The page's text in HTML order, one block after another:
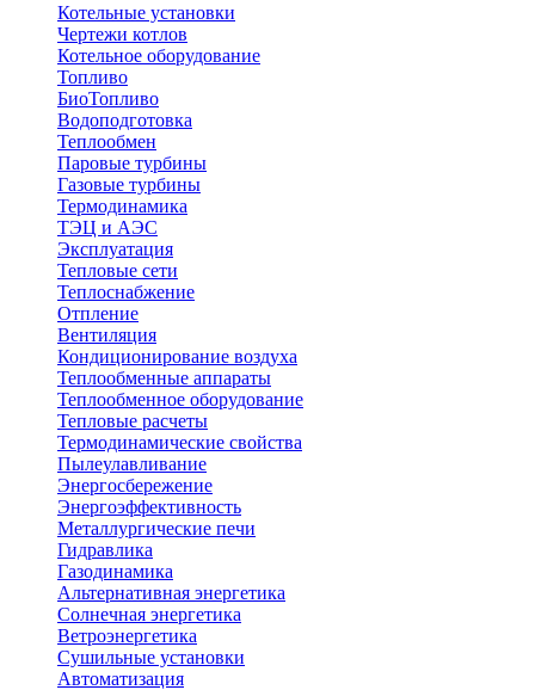
Котельные установки
Чертежи котлов
Котельное оборудование
Топливо
БиоТопливо
Водоподготовка
Теплообмен
Паровые турбины
Газовые турбины
Термодинамика
ТЭЦ и АЭС
Эксплуатация
Тепловые сети
Теплоснабжение
Отпление
Вентиляция
Кондиционирование воздуха
Теплообменные аппараты
Теплообменное оборудование
Тепловые расчеты
Термодинамические свойства
Пылеулавливание
Энергосбережение
Энергоэффективность
Металлургические печи
Гидравлика
Газодинамика
Альтернативная энергетика
Солнечная энергетика
Ветроэнергетика
Сушильные установки
Автоматизация